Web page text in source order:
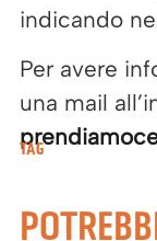
indicando
Per avere
una mail
TAG